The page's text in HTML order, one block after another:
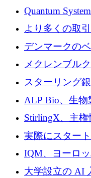
との提携で軍
ースト戦略を
Quantum
米国の主要取
る、6 月に欧
より多くの取
年 6 月に欧州
デンマークの
ンタム・キャ
ェア投資とし
を確保
メクレンブル
Nextcloud を州
戦略を拡大
スターリング
ALP Bio、生物
Venture Kick か
StirlingX、主
するためにシ
実際にスター
ノベーション
IQM、ヨーロ
企業として初
大学設立の AI